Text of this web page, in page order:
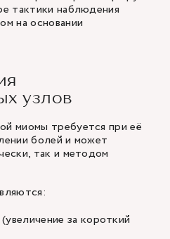
тактики наблюдения
на основании
узлов
миомы требуется при её
болей и может
так и методом
за короткий